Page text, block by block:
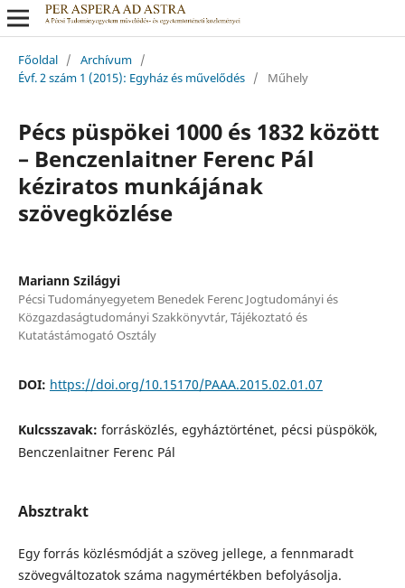
Főoldal / Archívum /
Évf. 2 szám 1 (2015): Egyház és művelődés / Műhely
Pécs püspökei 1000 és 1832 között
– Benczenlaitner Ferenc Pál
kéziratos munkájának
szövegközlése
Mariann Szilágyi
Pécsi Tudományegyetem Benedek Ferenc Jogtudományi és
Közgazdaságtudományi Szakkönyvtár, Tájékoztató és
Kutatástámogató Osztály
DOI: https://doi.org/10.15170/PAAA.2015.02.01.07
Kulcsszavak: forrásközlés, egyháztörténet, pécsi püspökök,
Benczenlaitner Ferenc Pál
Absztrakt
Egy forrás közlésmódját a szöveg jellege, a fennmaradt
szövegváltozatok száma nagymértékben befolyásolja.